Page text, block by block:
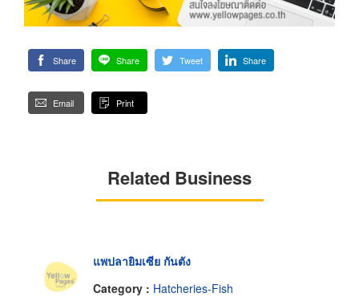
Share Share Tweet Share
Email Print
Related Business
แพปลายิมเซีย กันตัง
Category : Hatcheries-Fish